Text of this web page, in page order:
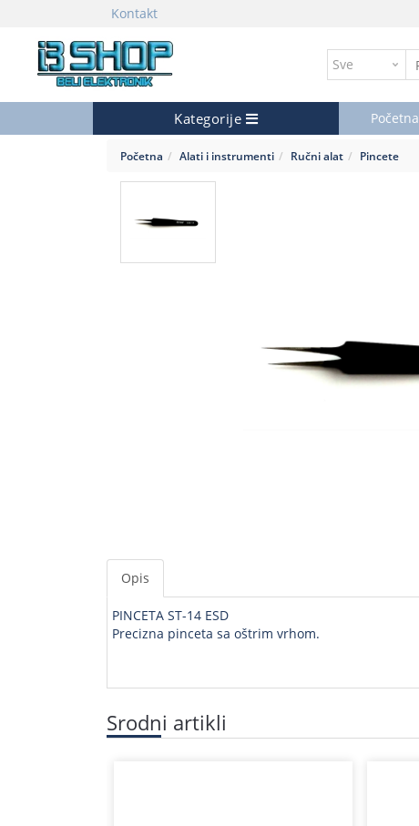
Kontakt
Kategorije Početna
Početna Alati i instrumenti Ručni alat Pincete
Opis
PINCETA ST-14 ESD
Precizna pinceta sa oštrim vrhom.
Srodni artikli